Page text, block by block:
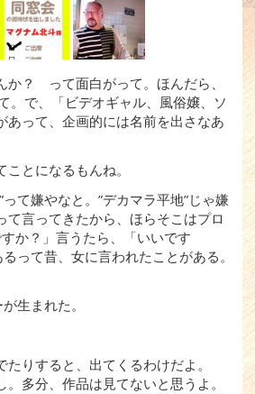
か？ って面白がって。ほんだら、
。で、「ビデオギャル、風俗嬢、ソ
って、企画的には名前を出さなあ
とになるもんね。
て嫌やなと。”デカマラ平地”じゃ嫌
言ってきたから、ほらそこはプロ
か？」言うたら、「いいです
って昔、女に言われたことがある。
生まれた。
りすると、出てくるわけだよ。
多分、作品は見てないと思うよ。